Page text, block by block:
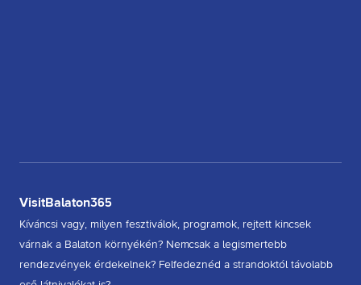
VisitBalaton365
Kíváncsi vagy, milyen fesztiválok, programok, rejtett kincsek
várnak a Balaton környékén? Nemcsak a legismertebb
rendezvények érdekelnek? Felfedeznéd a strandoktól távolabb